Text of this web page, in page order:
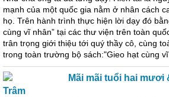
mạnh của một quốc gia nằm ở nhân cách
họ. Trên hành trình thực hiện lời dạy đó
cùng vĩ nhân” tại các thư viện trên toàn
trân trọng giới thiệu tới quý thầy cô, cùng
trong toàn trường bộ sách:"Gieo hạt cùng
Mãi mãi tuổi hai
Trâm